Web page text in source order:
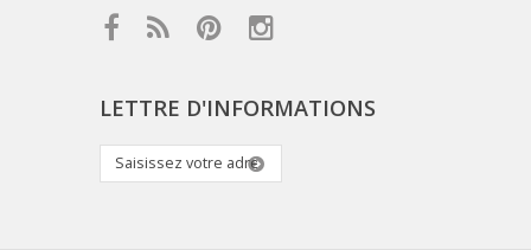
LETTRE D'INFORMATIONS